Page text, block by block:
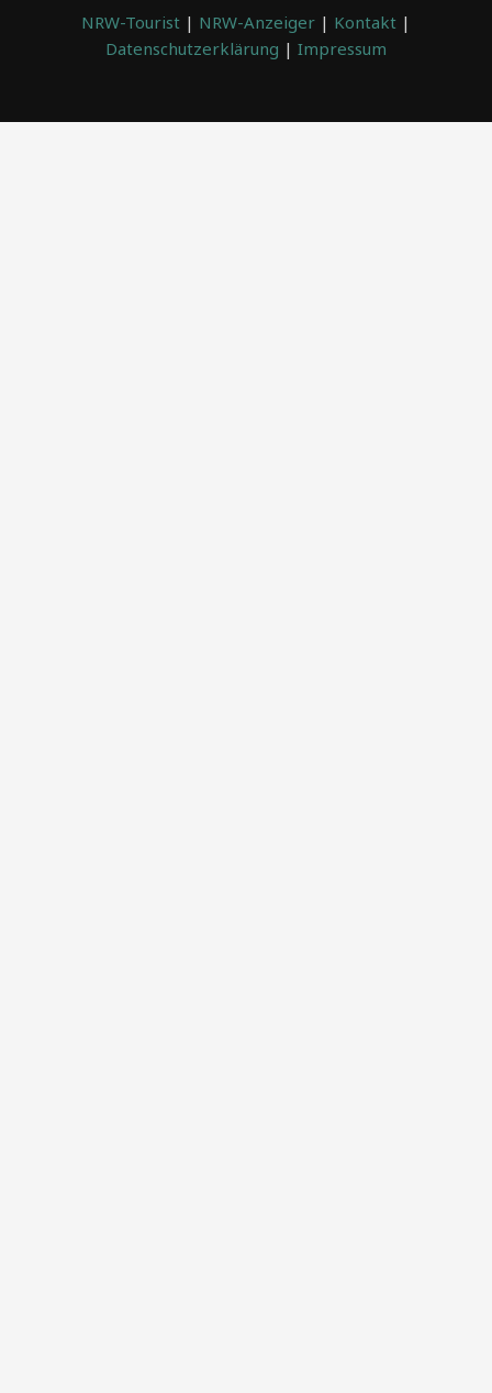
NRW-Tourist | NRW-Anzeiger | Kontakt |
Datenschutzerklärung | Impressum